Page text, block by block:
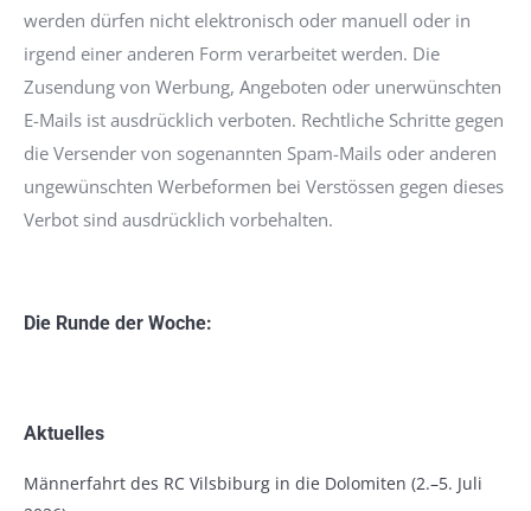
werden dürfen nicht elektronisch oder manuell oder in
irgend einer anderen Form verarbeitet werden. Die
Zusendung von Werbung, Angeboten oder unerwünschten
E-Mails ist ausdrücklich verboten. Rechtliche Schritte gegen
die Versender von sogenannten Spam-Mails oder anderen
ungewünschten Werbeformen bei Verstössen gegen dieses
Verbot sind ausdrücklich vorbehalten.
Die Runde der Woche:
Aktuelles
Männerfahrt des RC Vilsbiburg in die Dolomiten (2.–5. Juli